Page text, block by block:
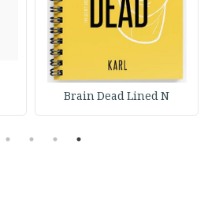
Brain Dead Lined N
1
2
3
4